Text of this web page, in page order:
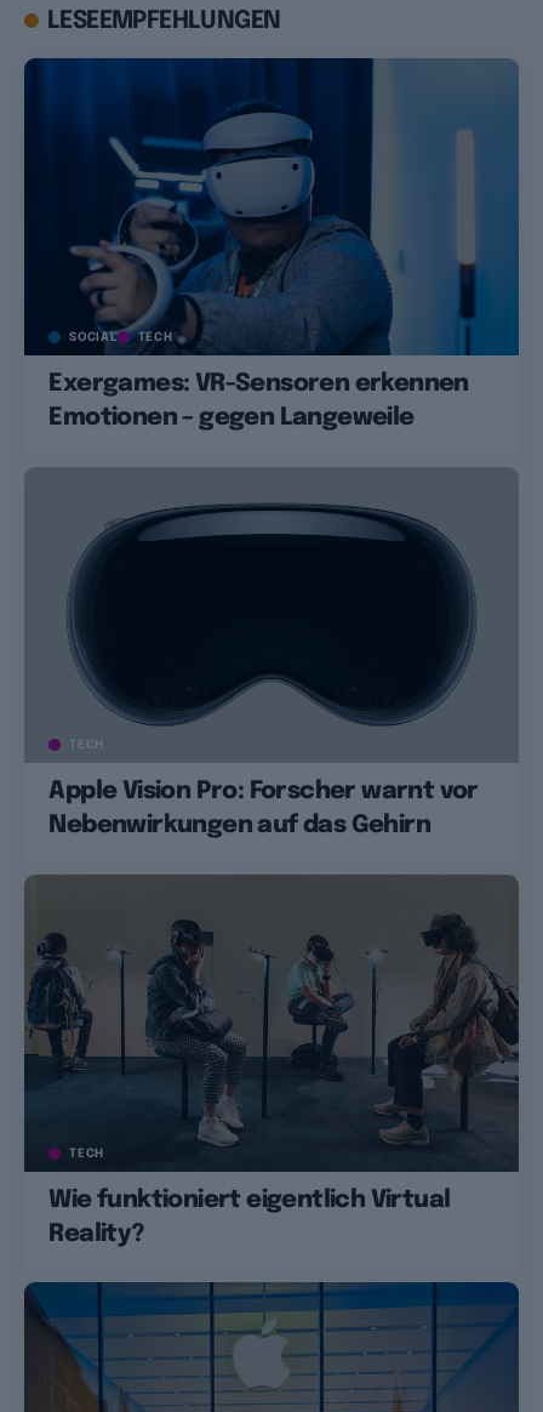
LESEEMPFEHLUNGEN
SOCIAL TECH
Exergames: VR-Sensoren erkennen
Emotionen – gegen Langeweile
TECH
Apple Vision Pro: Forscher warnt vor
Nebenwirkungen auf das Gehirn
TECH
Wie funktioniert eigentlich Virtual
Reality?